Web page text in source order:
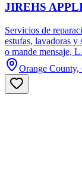
JIREHS
Servicios de
estufas, lavadoras
o mande mensaje,
Orange County,